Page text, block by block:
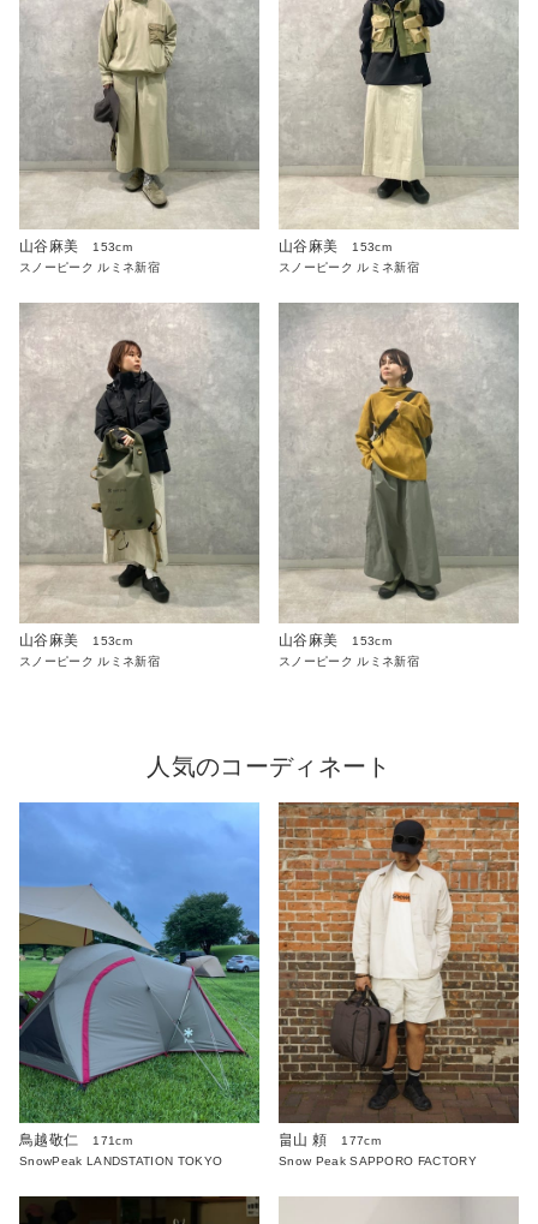
山谷麻美
153cm
スノーピーク ルミネ新宿
山谷麻美
153cm
スノーピーク ルミネ新宿
山谷麻美
153cm
スノーピーク ルミネ新宿
山谷麻美
153cm
スノーピーク ルミネ新宿
人気のコーディネート
鳥越敬仁
171cm
SnowPeak LANDSTATION TOKYO
畠山 頼
177cm
Snow Peak SAPPORO FACTORY